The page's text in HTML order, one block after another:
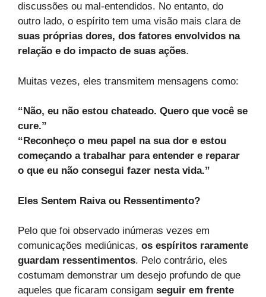
discussões ou mal-entendidos. No entanto, do
outro lado, o espírito tem uma visão mais clara de
suas próprias dores, dos fatores envolvidos na
relação e do impacto de suas ações.
Muitas vezes, eles transmitem mensagens como:
“Não, eu não estou chateado. Quero que você se
cure.”
“Reconheço o meu papel na sua dor e estou
começando a trabalhar para entender e reparar
o que eu não consegui fazer nesta vida.”
Eles Sentem Raiva ou Ressentimento?
Pelo que foi observado inúmeras vezes em
comunicações mediúnicas, os espíritos raramente
guardam ressentimentos. Pelo contrário, eles
costumam demonstrar um desejo profundo de que
aqueles que ficaram consigam seguir em frente